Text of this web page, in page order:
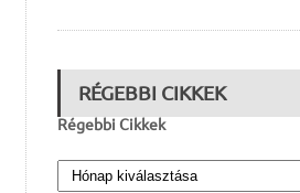
RÉGEBBI CIKKEK
Régebbi Cikkek